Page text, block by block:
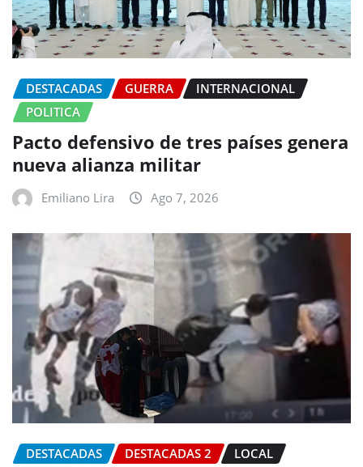
DESTACADAS GUERRA
INTERNACIONAL
POLITICA
Pacto defensivo de tres países genera
nueva alianza militar
Emiliano Lira Ago 7, 2026
DESTACADAS DESTACADAS 2
LOCAL